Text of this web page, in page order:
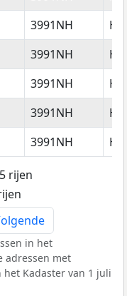
3991NH
3991NH
3991NH
3991NH
3991NH
rijen
in het
adressen met
het Kadaster van 1 juli